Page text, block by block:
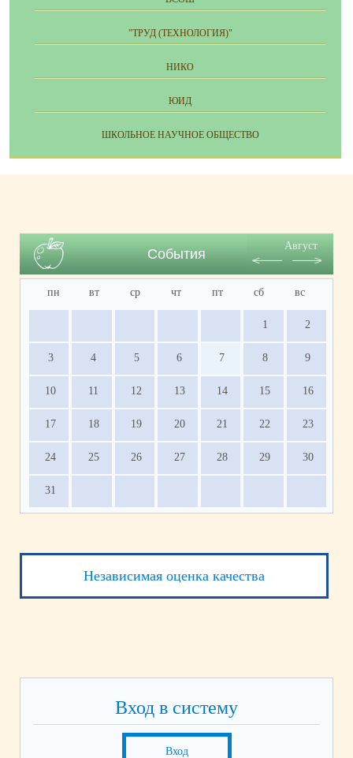
"ТРУД (ТЕХНОЛОГИЯ)"
НИКО
ЮИД
ШКОЛЬНОЕ НАУЧНОЕ ОБЩЕСТВО
События
Август
пн вт ср чт пт сб вс
1 2
3 4 5 6 7 8 9
10 11 12 13 14 15 16
17 18 19 20 21 22 23
24 25 26 27 28 29 30
31
Независимая оценка качества
Вход в систему
Вход